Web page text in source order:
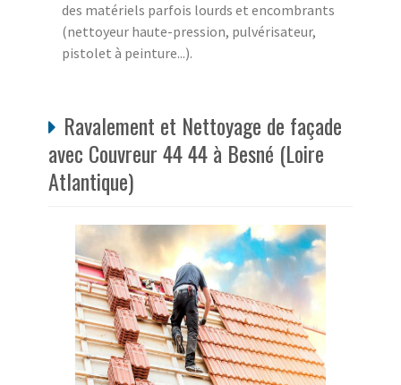
des matériels parfois lourds et encombrants
(nettoyeur haute-pression, pulvérisateur,
pistolet à peinture...).
Ravalement et Nettoyage de façade
avec Couvreur 44 44 à Besné (Loire
Atlantique)